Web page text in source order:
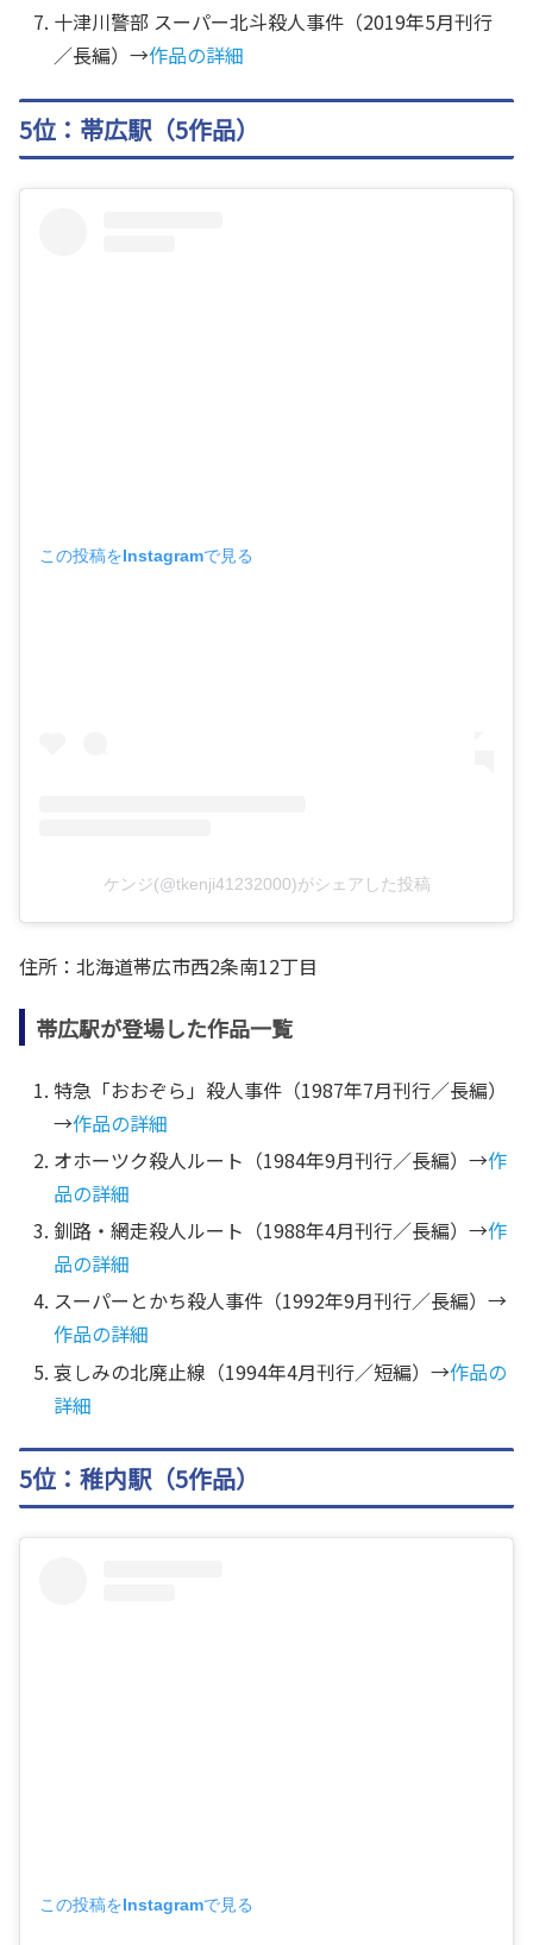
十津川警部 スーパー北斗殺人事件（2019年5月刊行
／長編）→作品の詳細
5位：帯広駅（5作品）
この投稿をInstagramで見る
ケンジ(@tkenji41232000)がシェアした投稿
住所：北海道帯広市西2条南12丁目
帯広駅が登場した作品一覧
特急「おおぞら」殺人事件（1987年7月刊行／長編）
→作品の詳細
オホーツク殺人ルート（1984年9月刊行／長編）→作
品の詳細
釧路・網走殺人ルート（1988年4月刊行／長編）→作
品の詳細
スーパーとかち殺人事件（1992年9月刊行／長編）→
作品の詳細
哀しみの北廃止線（1994年4月刊行／短編）→作品の
詳細
5位：稚内駅（5作品）
この投稿をInstagramで見る